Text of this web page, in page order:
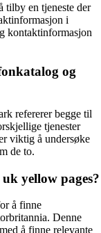
tilby en tjeneste der
i
kontaktinformasjon
og
refererer begge til
tjenester
viktig å undersøke
de to.
yellow pages?
å finne
Denne
å finne relevante